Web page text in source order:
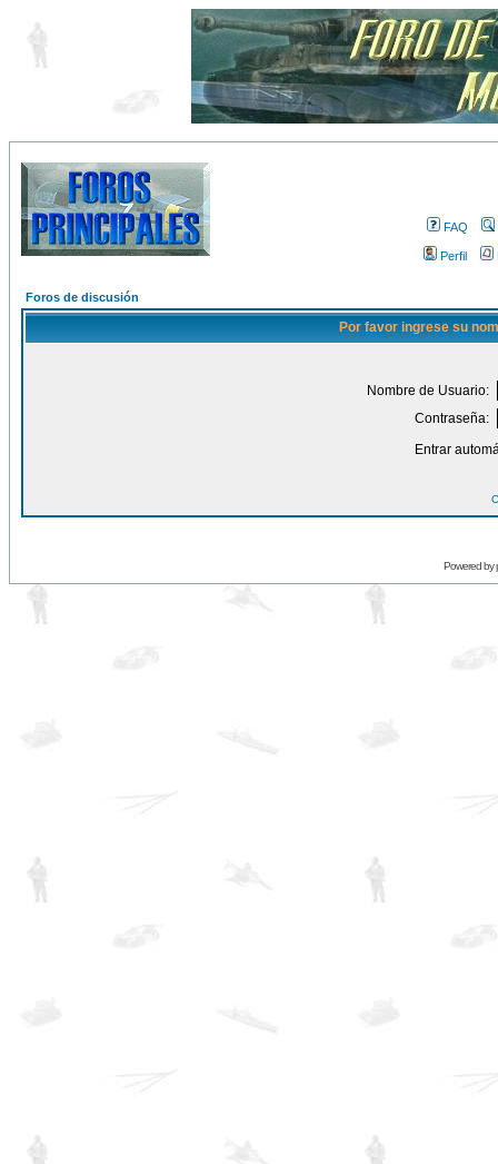
FAQ
Perfil
Foros de discusión
Por favor ingrese su
Nombre de Usuario:
Contraseña:
Entrar
Powered by